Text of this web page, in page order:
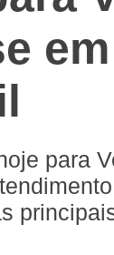
para